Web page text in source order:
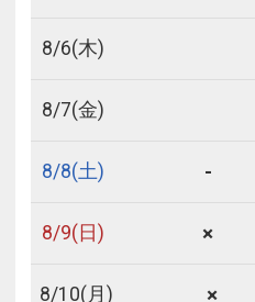
いて
JR回数券類、ギフト券、外国通
8/6(木)
8/7(金)
8/8(土) -
8/9(日) ×
8/10(月) ×